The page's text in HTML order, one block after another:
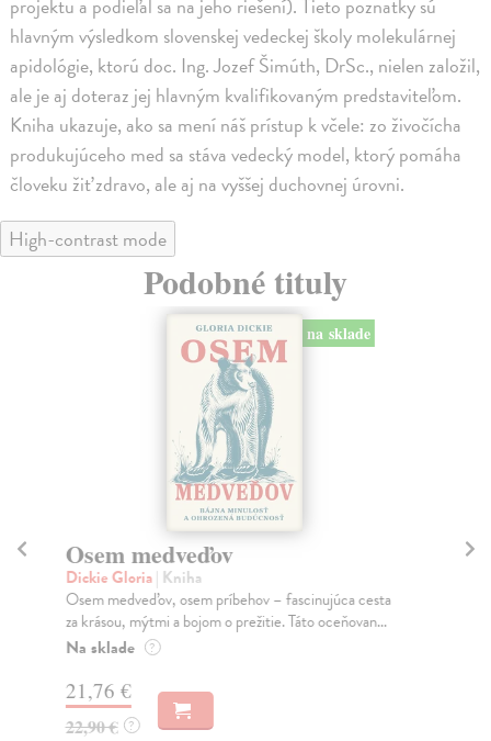
hlavným výsledkom slovenskej vedeckej školy molekulárnej
apidológie, ktorú doc. Ing. Jozef Šimúth, DrSc., nielen založil,
ale je aj doteraz jej hlavným kvalifikovaným predstaviteľom.
Kniha ukazuje, ako sa mení náš prístup k včele: zo živočícha
produkujúceho med sa stáva vedecký model, ktorý pomáha
človeku žiť zdravo, ale aj na vyššej duchovnej úrovni.
High-contrast mode
Podobné tituly
na sklade
Osem medveďov
Dickie Gloria| Kniha
Osem medveďov, osem príbehov – fascinujúca cesta
za krásou, mýtmi a bojom o prežitie. Táto oceňovan...
Na sklade ?
21,76 €
22,90 € ?